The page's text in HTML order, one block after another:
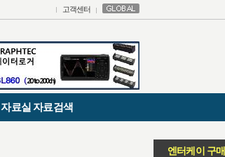
고객센터
자료실 자료검색
엔터케이 구